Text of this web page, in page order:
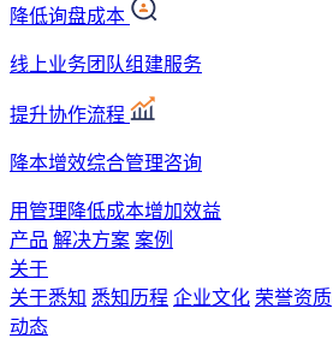
降低询盘成本
线上业务团队组建服务
提升协作流程
降本增效综合管理咨询
用管理降低成本增加效益
产品 解决方案 案例
关于
关于悉知 悉知历程 企业文化 荣誉资质
动态